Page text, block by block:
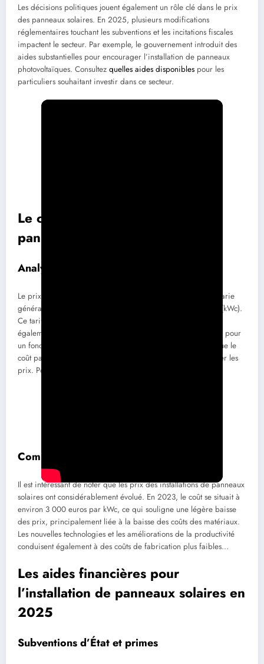
Les décisions politiques jouent également un rôle clé dans le prix
des panneaux solaires. En 2025, plusieurs modifications
réglementaires touchant les subventions et les incitations fiscales
impactent le secteur. Par exemple, le gouvernement introduit des
aides substantielles pour encourager l’installation de panneaux
photovoltaïques. Consultez quelles aides disponibles pour les
particuliers souhaitant investir dans ce secteur.
Le coût moyen d’installation des
panneaux solaires
Analyse des prix en 2025
Le prix moyen d’installation des panneaux photovoltaïques varie
généralement entre 2 000 et 3 500 euros par kilowatt-crête (kWc).
Ce tarif inclut non seulement les panneaux eux-mêmes, mais
également l’onduleur et l’ensemble des câblages nécessaires pour
un fonctionnement optimal. Il est essentiel de comprendre que le
coût par watt-crête est un indicateur fondamental pour évaluer les
prix. Pour plus de détails, vous pouvez visiter
Comparaison avec les prix précédents
Il est intéressant de noter que les prix des installations de panneaux
solaires ont considérablement évolué. En 2023, le coût se situait à
environ 3 000 euros par kWc, ce qui souligne une légère baisse
des prix, principalement liée à la baisse des coûts des matériaux.
Les nouvelles technologies et les améliorations de la productivité
conduisent également à des coûts de fabrication plus faibles…
Les aides financières pour
l’installation de panneaux solaires en
2025
Subventions d’État et primes